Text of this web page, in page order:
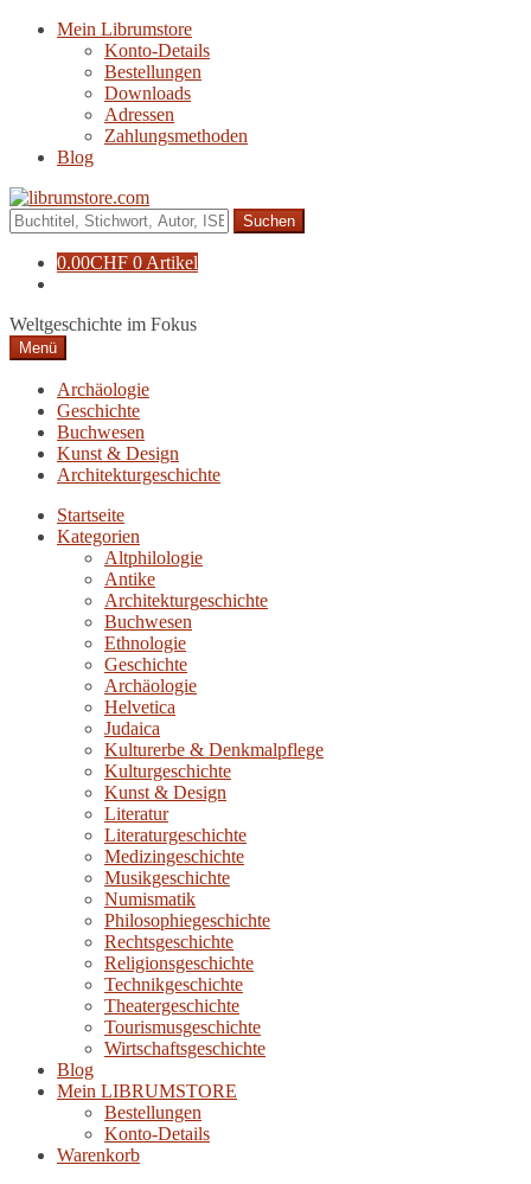
Navigation
Zum
Mein Librumstore
Konto-Details
Bestellungen
Downloads
Adressen
Zahlungsmethoden
Blog
Suche
nach:
0.00CHF 0 Artikel
Weltgeschichte im Fokus
Menü
Archäologie
Geschichte
Buchwesen
Kunst & Design
Architekturgeschichte
Startseite
Kategorien
Altphilologie
Antike
Architekturgeschichte
Buchwesen
Ethnologie
Geschichte
Archäologie
Helvetica
Judaica
Kulturerbe & Denkmalpflege
Kulturgeschichte
Kunst & Design
Literatur
Literaturgeschichte
Medizingeschichte
Musikgeschichte
Numismatik
Philosophiegeschichte
Rechtsgeschichte
Religionsgeschichte
Technikgeschichte
Theatergeschichte
Tourismusgeschichte
Wirtschaftsgeschichte
Blog
Mein LIBRUMSTORE
Bestellungen
Konto-Details
Warenkorb